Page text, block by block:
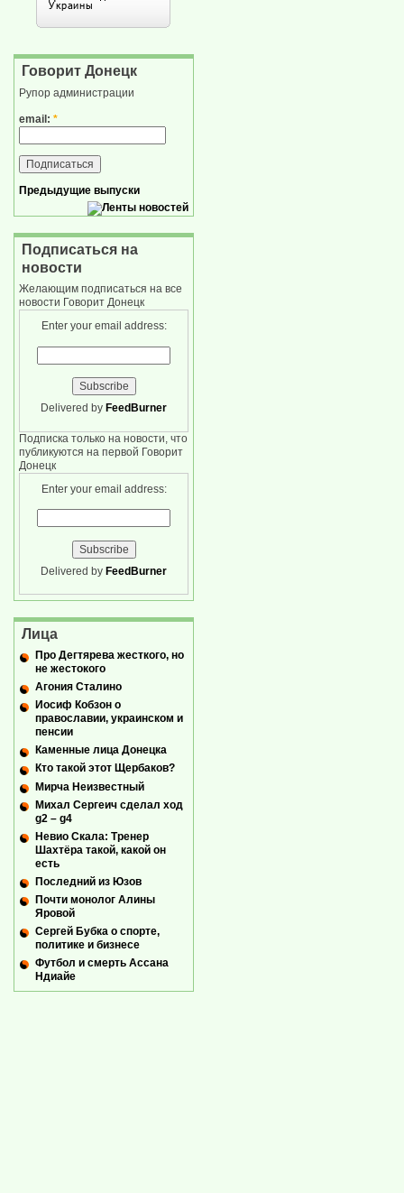
Говорит Донецк
Рупор администрации
email: *
Предыдущие выпуски
Подписаться на
новости
Желающим подписаться на все
новости Говорит Донецк
Enter your email address:
Delivered by FeedBurner
Подписка только на новости, что
публикуются на первой Говорит
Донецк
Enter your email address:
Delivered by FeedBurner
Лица
Про Дегтярева жесткого, но
не жестокого
Агония Сталино
Иосиф Кобзон о
православии, украинском и
пенсии
Каменные лица Донецка
Кто такой этот Щербаков?
Мирча Неизвестный
Михал Сергеич сделал ход
g2 – g4
Невио Скала: Тренер
Шахтёра такой, какой он
есть
Последний из Юзов
Почти монолог Алины
Яровой
Сергей Бубка о спорте,
политике и бизнесе
Футбол и смерть Ассана
Ндиайе